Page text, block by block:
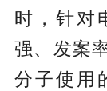
时，针对
强、发案
分子使用